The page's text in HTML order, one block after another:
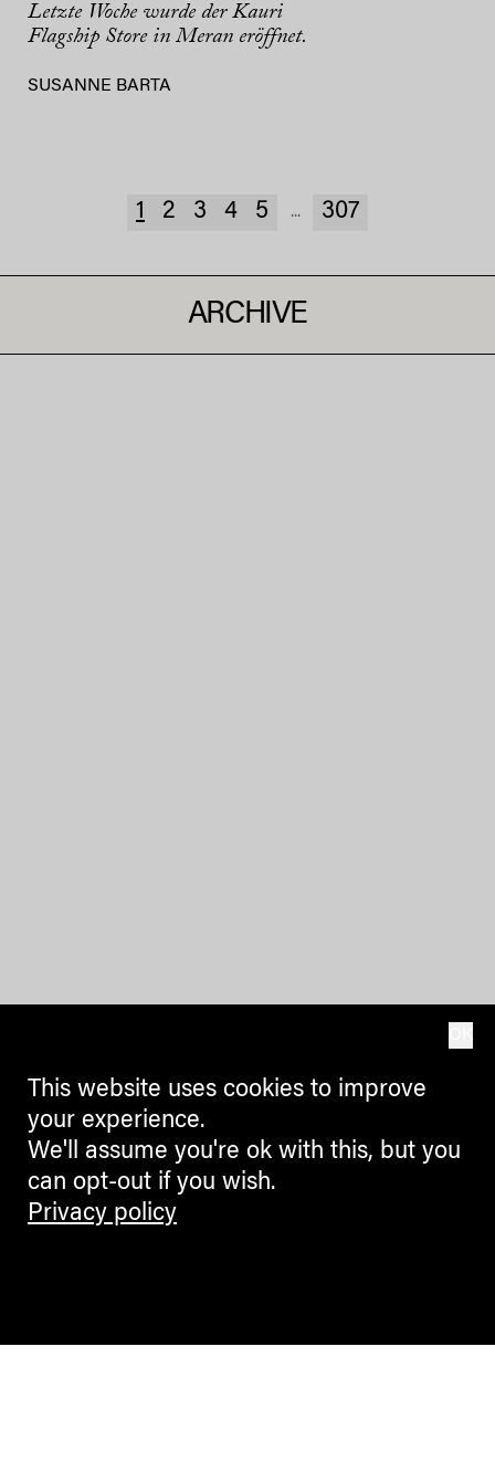
Letzte Woche wurde der Kauri
Flagship Store in Meran eröffnet.
SUSANNE BARTA
1 2 3 4 5 ... 307
ARCHIVE
This website uses cookies to improve
your experience.
We'll assume you're ok with this, but you
can opt-out if you wish.
Privacy policy